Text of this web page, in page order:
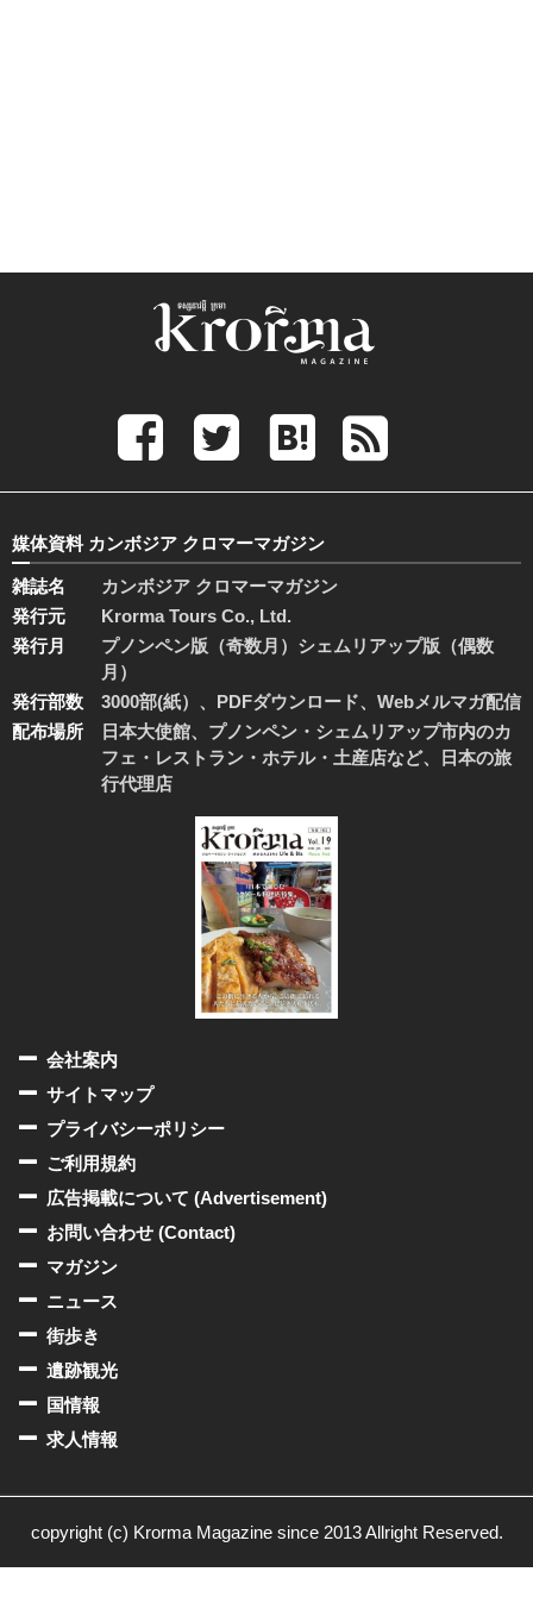
媒体資料 カンボジア クロマーマガジン
雑誌名
カンボジア クロマーマガジン
発行元
Krorma Tours Co., Ltd.
発行月
プノンペン版（奇数月）シェムリアップ版（偶数
月）
発行部数
3000部(紙）、PDFダウンロード、Webメルマガ配信
配布場所
日本大使館、プノンペン・シェムリアップ市内のカ
フェ・レストラン・ホテル・土産店など、日本の旅
行代理店
会社案内
サイトマップ
プライバシーポリシー
ご利用規約
広告掲載について (Advertisement)
お問い合わせ (Contact)
マガジン
ニュース
街歩き
遺跡観光
国情報
求人情報
copyright (c) Krorma Magazine since 2013 Allright Reserved.